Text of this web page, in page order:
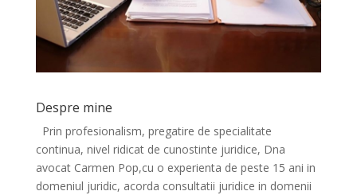
Despre mine
Prin profesionalism, pregatire de specialitate
continua, nivel ridicat de cunostinte juridice, Dna
avocat Carmen Pop,cu o experienta de peste 15 ani in
domeniul juridic, acorda consultatii juridice in domenii